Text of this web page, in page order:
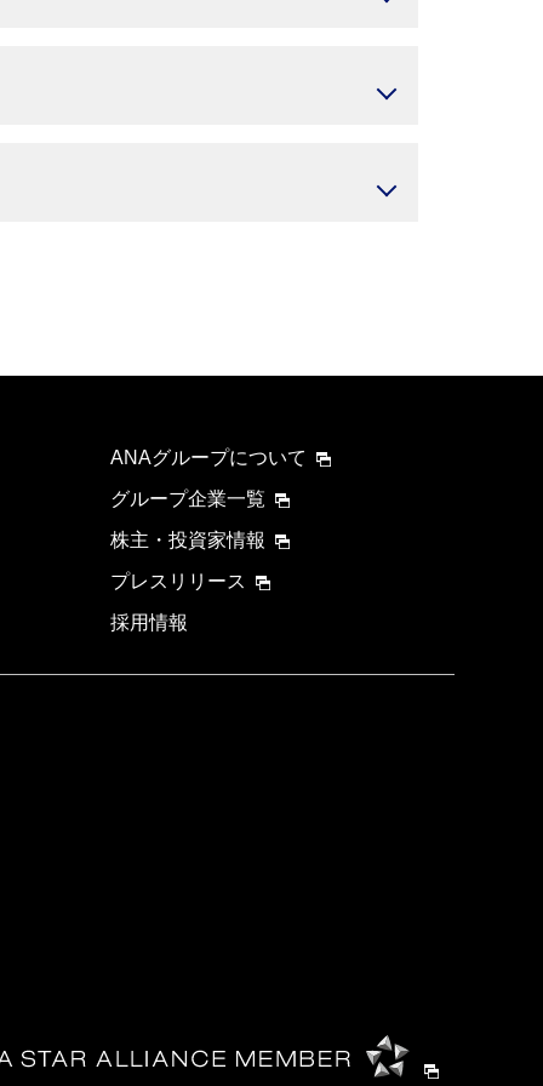
ANAグループについて
グループ企業一覧
株主・投資家情報
プレスリリース
採用情報